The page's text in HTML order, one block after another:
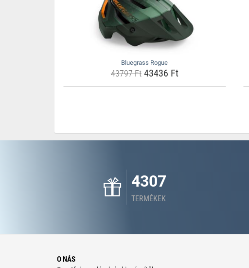
Bluegrass Rogue
43797 Ft43436 Ft
4307
TERMÉKEK
O NÁS